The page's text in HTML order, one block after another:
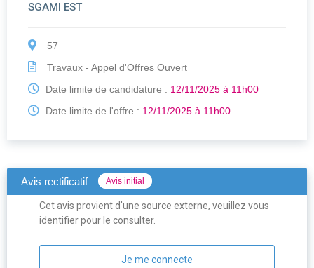
SGAMI EST
57
Travaux - Appel d'Offres Ouvert
Date limite de candidature : 12/11/2025 à 11h00
Date limite de l'offre : 12/11/2025 à 11h00
Avis rectificatif Avis initial
Cet avis provient d'une source externe, veuillez vous
identifier pour le consulter.
Je me connecte